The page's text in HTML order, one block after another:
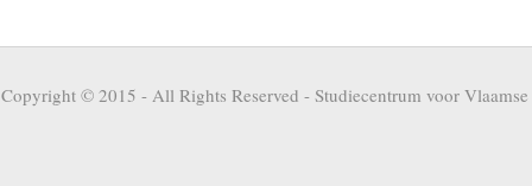
Copyright © 2015 - All Rights Reserved - Studiecentrum voor